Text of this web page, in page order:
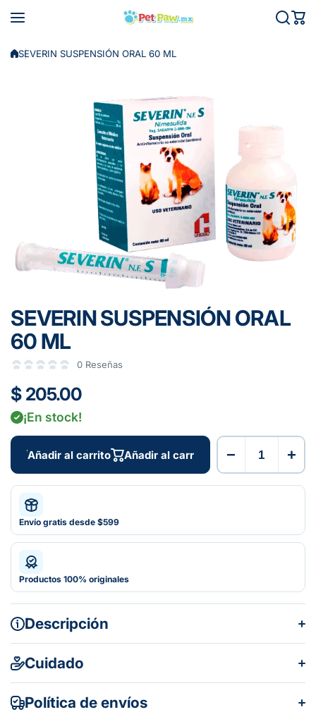
SEVERIN SUSPENSIÓN ORAL 60 ML
SEVERIN SUSPENSIÓN ORAL
60 ML
0 Reseñas
$ 205.00
¡En stock!
Añadir al carrito Añadir al carrito − +
Envío gratis desde $599
Productos 100% originales
Descripción
Cuidado
Política de envíos